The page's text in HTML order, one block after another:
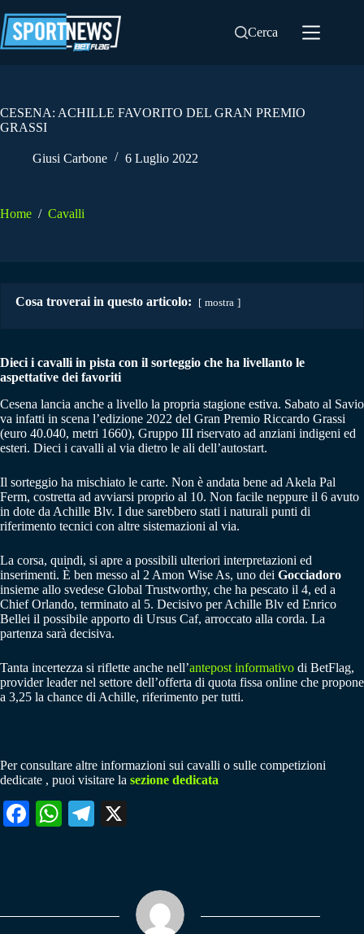
al
contenuto
Cerca
CESENA: ACHILLE FAVORITO DEL GRAN PREMIO
GRASSI
Giusi Carbone 6 Luglio 2022
Home / Cavalli
Cosa troverai in questo articolo: mostra
Dieci i cavalli in pista con il sorteggio che ha livellanto le
aspettative dei favoriti
Cesena lancia anche a livello la propria stagione estiva. Sabato al Savio
va infatti in scena l’edizione 2022 del Gran Premio Riccardo Grassi
(euro 40.040, metri 1660), Gruppo III riservato ad anziani indigeni ed
esteri. Dieci i cavalli al via dietro le ali dell’autostart.
Il sorteggio ha mischiato le carte. Non è andata bene ad Akela Pal
Ferm, costretta ad avviarsi proprio al 10. Non facile neppure il 6 avuto
in dote da Achille Blv. I due sarebbero stati i naturali punti di
riferimento tecnici con altre sistemazioni al via.
La corsa, quindi, si apre a possibili ulteriori interpretazioni ed
inserimenti. È ben messo al 2 Amon Wise As, uno dei Gocciadoro
insieme allo svedese Global Trustworthy, che ha pescato il 4, ed a
Chief Orlando, terminato al 5. Decisivo per Achille Blv ed Enrico
Bellei il possibile apporto di Ursus Caf, arroccato alla corda. La
partenza sarà decisiva.
Tanta incertezza si riflette anche nell’antepost informativo di BetFlag,
provider leader nel settore dell’offerta di quota fissa online che propone
a 3,25 la chance di Achille, riferimento per tutti.
Per consultare altre informazioni sui cavalli o sulle competizioni
dedicate , puoi visitare la sezione dedicata
Fa W
pp
Te
m